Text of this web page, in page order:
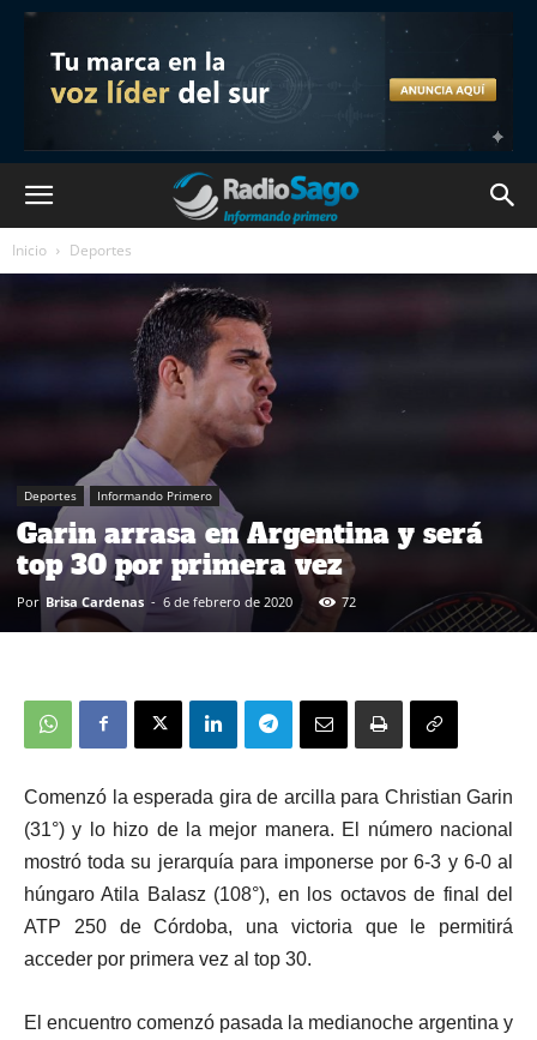
Inicio Deportes
Deportes Informando Primero
Garin arrasa en Argentina y será
top 30 por primera vez
Por Brisa Cardenas - 6 de febrero de 2020 72
Comenzó la esperada gira de arcilla para Christian Garin
(31°) y lo hizo de la mejor manera. El número nacional
mostró toda su jerarquía para imponerse por 6-3 y 6-0 al
húngaro Atila Balasz (108°), en los octavos de final del
ATP 250 de Córdoba, una victoria que le permitirá
acceder por primera vez al top 30.
El encuentro comenzó pasada la medianoche argentina y